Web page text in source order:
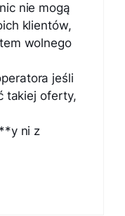
nie mogą
klientów,
wolnego
jeśli
takiej oferty,
ni z